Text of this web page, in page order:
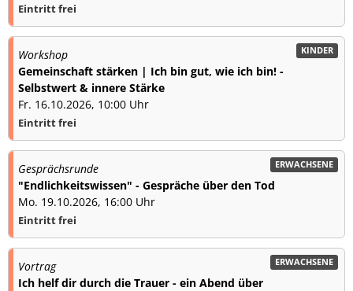
Eintritt frei
KINDER
Workshop
Gemeinschaft stärken | Ich bin gut, wie ich bin! -
Selbstwert & innere Stärke
Fr. 16.10.2026, 10:00 Uhr
Eintritt frei
ERWACHSENE
Gesprächsrunde
"Endlichkeitswissen" - Gespräche über den Tod
Mo. 19.10.2026, 16:00 Uhr
Eintritt frei
ERWACHSENE
Vortrag
Ich helf dir durch die Trauer - ein Abend über